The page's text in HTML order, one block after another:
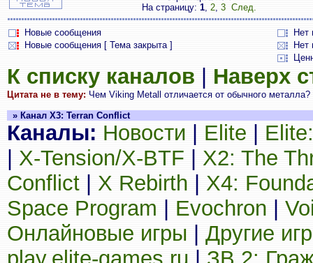
На страницу: 1, 2, 3 След.
Новые сообщения
Нет
Новые сообщения [ Тема закрыта ]
Нет
К списку каналов Наверх
Цитата не в тему: Чем Viking Metall отличается от обычного
» Канал X3: Terran Conflict
Каналы: Новости Elite
X-Tension/X-BTF
X2: The
Conflict
X Rebirth
X4:
Space Program
Evochron
Онлайновые игры
Другие